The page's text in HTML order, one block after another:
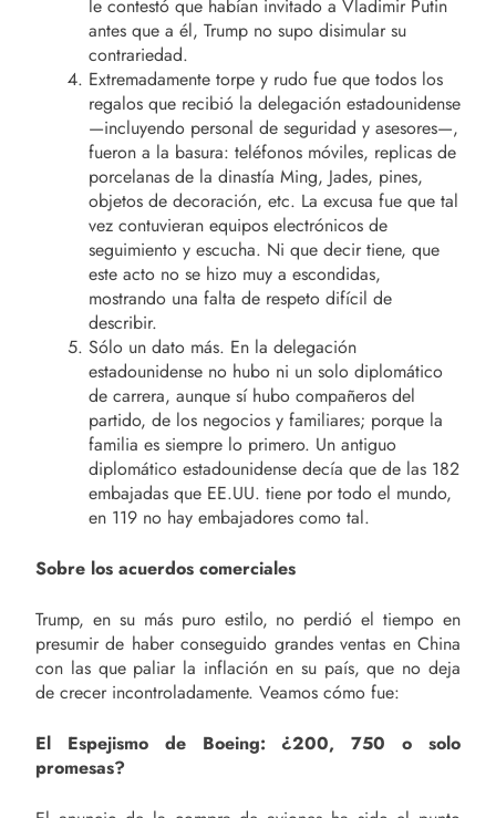
le contestó que habían invitado a Vladimir Putin
antes que a él, Trump no supo disimular su
contrariedad.
Extremadamente torpe y rudo fue que todos los
regalos que recibió la delegación estadounidense
—incluyendo personal de seguridad y asesores—,
fueron a la basura: teléfonos móviles, replicas de
porcelanas de la dinastía Ming, Jades, pines,
objetos de decoración, etc. La excusa fue que tal
vez contuvieran equipos electrónicos de
seguimiento y escucha. Ni que decir tiene, que
este acto no se hizo muy a escondidas,
mostrando una falta de respeto difícil de
describir.
Sólo un dato más. En la delegación
estadounidense no hubo ni un solo diplomático
de carrera, aunque sí hubo compañeros del
partido, de los negocios y familiares; porque la
familia es siempre lo primero. Un antiguo
diplomático estadounidense decía que de las 182
embajadas que EE.UU. tiene por todo el mundo,
en 119 no hay embajadores como tal.
Sobre los acuerdos comerciales
Trump, en su más puro estilo, no perdió el tiempo en
presumir de haber conseguido grandes ventas en China
con las que paliar la inflación en su país, que no deja
de crecer incontroladamente. Veamos cómo fue:
El Espejismo de Boeing: ¿200, 750 o solo
promesas?